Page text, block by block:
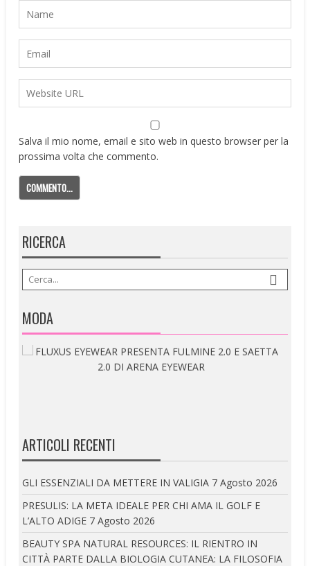
Salva il mio nome, email e sito web in questo browser per la
prossima volta che commento.
RICERCA
MODA
ARTICOLI RECENTI
GLI ESSENZIALI DA METTERE IN VALIGIA 7 Agosto 2026
PRESULIS: LA META IDEALE PER CHI AMA IL GOLF E
L’ALTO ADIGE 7 Agosto 2026
BEAUTY SPA NATURAL RESOURCES: IL RIENTRO IN
CITTÀ PARTE DALLA BIOLOGIA CUTANEA: LA FILOSOFIA